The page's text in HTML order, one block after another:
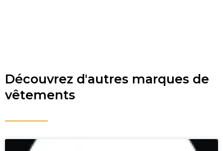
Découvrez d'autres marques de
vêtements